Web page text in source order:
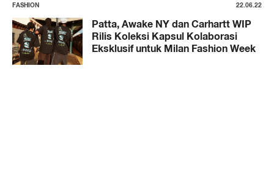
FASHION 22.06.22
Patta, Awake NY dan Carhartt WIP
Rilis Koleksi Kapsul Kolaborasi
Eksklusif untuk Milan Fashion Week